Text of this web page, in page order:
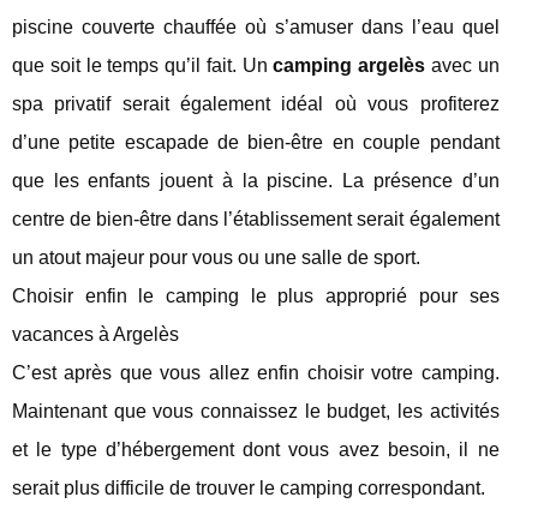
piscine couverte chauffée où s’amuser dans l’eau quel
que soit le temps qu’il fait. Uncamping argelès avec un
spa privatif serait également idéal où vous profiterez
d’une petite escapade de bien-être en couple pendant
que les enfants jouent à la piscine. La présence d’un
centre de bien-être dans l’établissement serait également
un atout majeur pour vous ou une salle de sport.
Choisir enfin le camping le plus approprié pour ses
vacances à Argelès
C’est après que vous allez enfin choisir votre camping.
Maintenant que vous connaissez le budget, les activités
et le type d’hébergement dont vous avez besoin, il ne
serait plus difficile de trouver le camping correspondant.